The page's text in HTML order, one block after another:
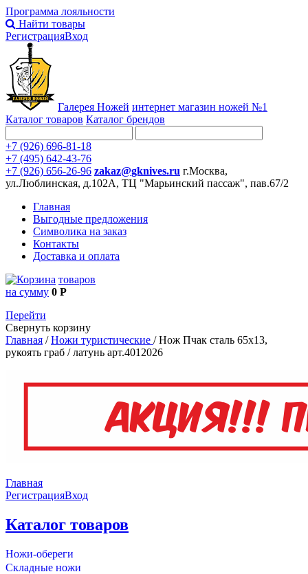
Программа лояльности
Найти товары
РегистрацияВход
Галерея Ножей интернет магазин ножей №1
Каталог товаров Каталог брендов
+7 (926) 696-81-18
+7 (495) 642-43-76
+7 (926) 656-26-96 zakaz@gknives.ru г.Москва,
ул.Люблинская, д.102А, ТЦ "Марьинский пассаж", пав.67/2
Главная
Выгодные предложения
Символика на заказ
Контакты
Доставка и оплата
товаров
на сумму 0 Р
Перейти
Свернуть корзину
Главная /Ножи туристические /Нож Пчак сталь 65х13,
рукоять граб / латунь арт.4012026
Главная
РегистрацияВход
Каталог товаров
Ножи-обереги
Складные ножи